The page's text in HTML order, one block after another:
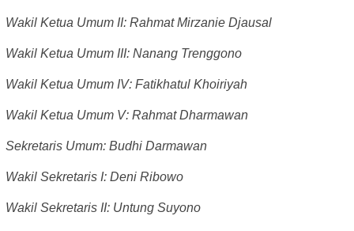
Wakil Ketua Umum II: Rahmat Mirzanie Djausal
Wakil Ketua Umum III: Nanang Trenggono
Wakil Ketua Umum IV: Fatikhatul Khoiriyah
Wakil Ketua Umum V: Rahmat Dharmawan
Sekretaris Umum: Budhi Darmawan
Wakil Sekretaris I: Deni Ribowo
Wakil Sekretaris II: Untung Suyono